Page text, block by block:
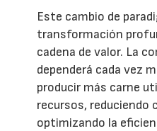
Este cambio de
transformación
cadena de valor. La
dependerá cada vez
producir más carne
recursos,
optimizando la